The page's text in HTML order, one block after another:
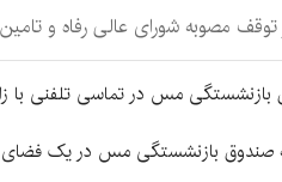
توقف مصوبه شورای عالی رفاه و
مس در تماسی تلفنی با
بازنشستگی مس در یک فضای